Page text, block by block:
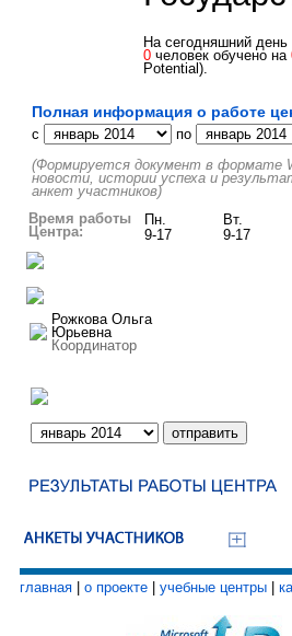
На сегодняшний день
0 человек обучено на
Potential).
Полная информация о работе
c
по
(Формируется документ в формате
новости, истории успеха и
анкет участников)
Время работы
Центра:
Пн. Вт.
9-17
9-17
Рожкова Ольга
Юрьевна
Координатор
главная о проекте учебные центры